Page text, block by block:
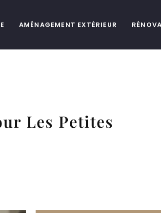
AMÉNAGEMENT EXTÉRIEUR
Les Petites